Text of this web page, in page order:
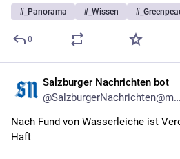
# _Panorama # _Wissen #
0
Salzburger Nachrichten bot
@SalzburgerNachrichten@mstdn.social
Nach Fund von Wasserleiche ist
Haft